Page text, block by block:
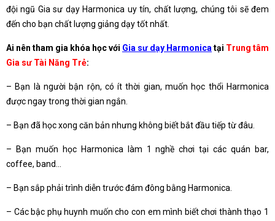
đội ngũ Gia sư dạy Harmonica uy tín, chất lượng, chúng tôi sẽ đem
đến cho bạn chất lượng giảng dạy tốt nhất.
Ai nên tham gia khóa học với Gia sư dạy Harmonica tại Trung tâm
Gia sư Tài Năng Trẻ:
– Bạn là người bận rộn, có ít thời gian, muốn học thổi Harmonica
được ngay trong thời gian ngắn.
– Bạn đã học xong căn bản nhưng không biết bắt đầu tiếp từ đâu.
– Bạn muốn học Harmonica làm 1 nghề chơi tại các quán bar,
coffee, band…
– Bạn sắp phải trình diễn trước đám đông bằng Harmonica.
– Các bậc phụ huynh muốn cho con em mình biết chơi thành thạo 1